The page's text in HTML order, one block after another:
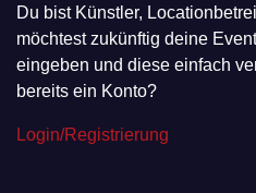
Du bist Künstler,
möchtest zukünftig deine
eingeben und diese einfach
bereits ein Konto?
Login/Registrierung